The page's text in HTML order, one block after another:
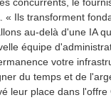
« Ils transforment
au-delà d'une IA
équipe
votre
du temps et de
leur place dans